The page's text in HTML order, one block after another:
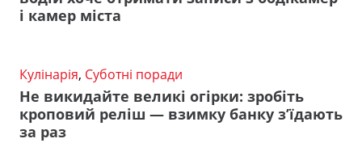
і камер міста
Кулінарія, Суботні поради
Не викидайте великі огірки: зробіть
кроповий реліш — взимку банку з’їдають
за раз